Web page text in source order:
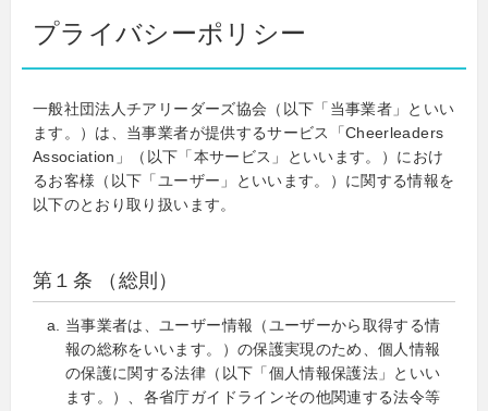
プライバシーポリシー
一般社団法人チアリーダーズ協会（以下「当事業者」といい
ます。）は、当事業者が提供するサービス「Cheerleaders
Association」（以下「本サービス」といいます。）におけ
るお客様（以下「ユーザー」といいます。）に関する情報を
以下のとおり取り扱います。
第１条 （総則）
当事業者は、ユーザー情報（ユーザーから取得する情
報の総称をいいます。）の保護実現のため、個人情報
の保護に関する法律（以下「個人情報保護法」といい
ます。）、各省庁ガイドラインその他関連する法令等